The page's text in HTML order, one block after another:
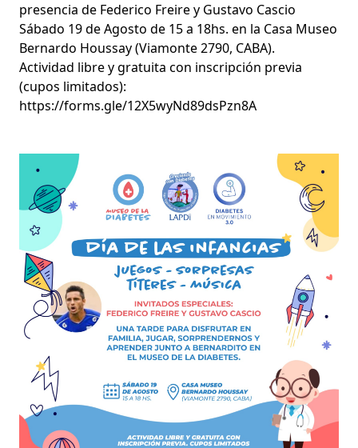
presencia de Federico Freire y Gustavo Cascio
Sábado 19 de Agosto de 15 a 18hs. en la Casa Museo
Bernardo Houssay (Viamonte 2790, CABA).
Actividad libre y gratuita con inscripción previa
(cupos limitados):
https://forms.gle/12X5wyNd89dsPzn8A